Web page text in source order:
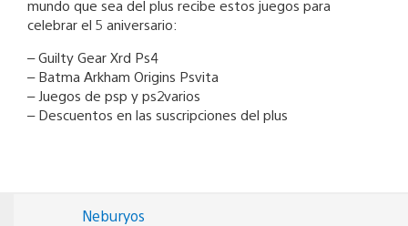
mundo que sea del plus recibe estos juegos para
celebrar el 5 aniversario:
– Guilty Gear Xrd Ps4
– Batma Arkham Origins Psvita
– Juegos de psp y ps2varios
– Descuentos en las suscripciones del plus
Neburyos